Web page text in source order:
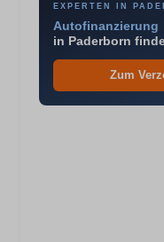
EXPERTEN IN
Autofinanzierung
in Paderborn
Zum